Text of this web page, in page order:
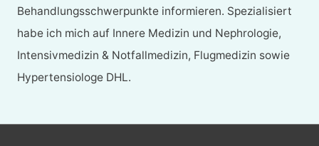
Behandlungsschwerpunkte informieren. Spezialisiert
habe ich mich auf Innere Medizin und Nephrologie,
Intensivmedizin & Notfallmedizin, Flugmedizin sowie
Hypertensiologe DHL.